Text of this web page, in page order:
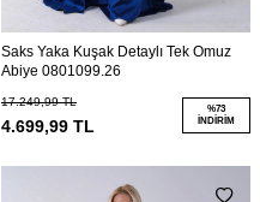
Saks Yaka Kuşak Detaylı Tek Omuz
Abiye 0801099.26
17.249,99TL
4.699,99 TL
%73
İNDIRIM